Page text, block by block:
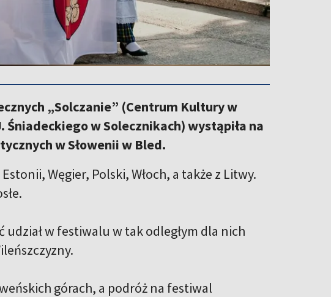
„Solczanie” (Centrum Kultury w
w Solecznikach) wystąpiła na
w Słowenii w Bled.
Węgier, Polski, Włoch, a także z Litwy.
udział w festiwalu w tak odległym dla nich
górach, a podróż na festiwal